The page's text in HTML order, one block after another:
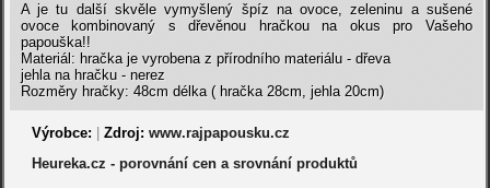
A je tu další skvěle vymyšlený špíz na ovoce, zeleninu a sušené
ovoce kombinovaný s dřevěnou hračkou na okus pro Vašeho
papouška!!
Materiál: hračka je vyrobena z přírodního materiálu - dřeva
jehla na hračku - nerez
Rozměry hračky: 48cm délka ( hračka 28cm, jehla 20cm)
Výrobce: Zdroj: www.rajpapousku.cz
Heureka.cz - porovnání cen a srovnání produktů